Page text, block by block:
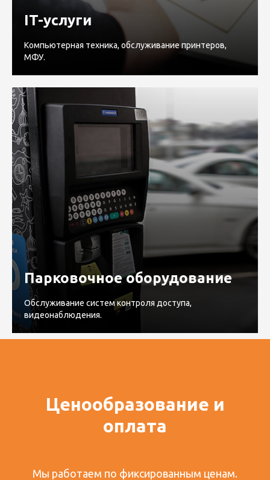
IT-услуги
Компьютерная техника, обслуживание принтеров,
МФУ.
Парковочное оборудование
Обслуживание систем контроля доступа,
видеонаблюдения.
Ценообразование и
оплата
Мы работаем по фиксированным ценам.